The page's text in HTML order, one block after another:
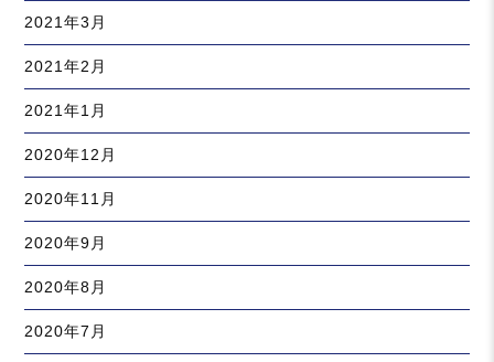
2021年3月
2021年2月
2021年1月
2020年12月
2020年11月
2020年9月
2020年8月
2020年7月